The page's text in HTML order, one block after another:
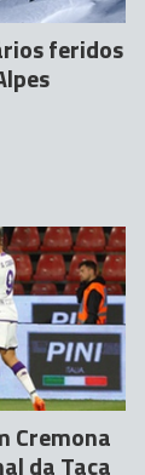
feridos
Cremona
da Taça